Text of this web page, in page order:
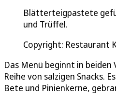
Blätterteigpastete
und Trüffel.
Copyright: Restaurant
Das Menü beginnt in
Reihe von salzigen Snacks.
Bete und Pinienkerne,